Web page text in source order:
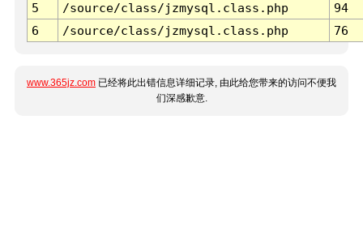
5
/source/class/jzmysql.class.php
94
6
/source/class/jzmysql.class.php 76
www.365jz.com 已经将此出错信息详细记录, 由此给您带来的访问不便我
们深感歉意.